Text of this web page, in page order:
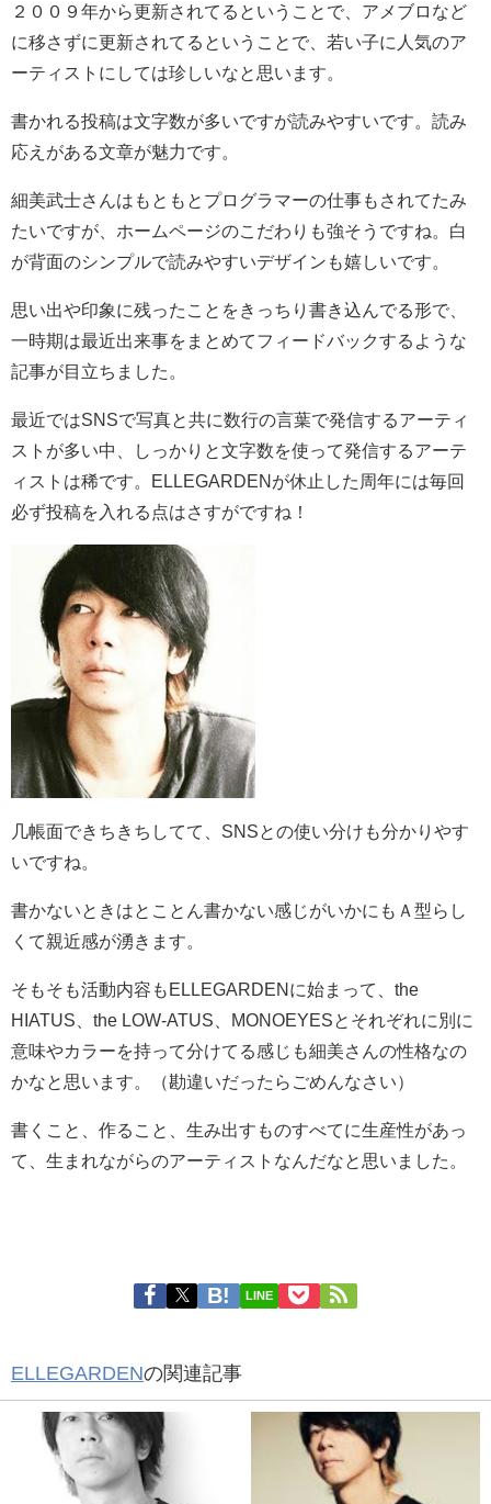
２００９年から更新されてるということで、アメブロなど
に移さずに更新されてるということで、若い子に人気のア
ーティストにしては珍しいなと思います。
書かれる投稿は文字数が多いですが読みやすいです。読み
応えがある文章が魅力です。
細美武士さんはもともとプログラマーの仕事もされてたみ
たいですが、ホームページのこだわりも強そうですね。白
が背面のシンプルで読みやすいデザインも嬉しいです。
思い出や印象に残ったことをきっちり書き込んでる形で、
一時期は最近出来事をまとめてフィードバックするような
記事が目立ちました。
最近ではSNSで写真と共に数行の言葉で発信するアーティ
ストが多い中、しっかりと文字数を使って発信するアーテ
ィストは稀です。ELLEGARDENが休止した周年には毎回
必ず投稿を入れる点はさすがですね！
几帳面できちきちしてて、SNSとの使い分けも分かりやす
いですね。
書かないときはとことん書かない感じがいかにもＡ型らし
くて親近感が湧きます。
そもそも活動内容もELLEGARDENに始まって、the
HIATUS、the LOW-ATUS、MONOEYESとそれぞれに別に
意味やカラーを持って分けてる感じも細美さんの性格なの
かなと思います。（勘違いだったらごめんなさい）
書くこと、作ること、生み出すものすべてに生産性があっ
て、生まれながらのアーティストなんだなと思いました。
LINE
ELLEGARDENの関連記事